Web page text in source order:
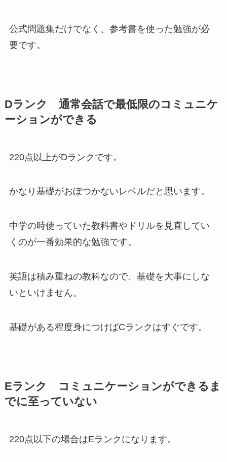
公式問題集だけでなく、参考書を使った勉強が必
要です。
Dランク 通常会話で最低限のコミュニケ
ーションができる
220点以上がDランクです。
かなり基礎がおぼつかないレベルだと思います。
中学の時使っていた教科書やドリルを見直してい
くのが一番効果的な勉強です。
英語は積み重ねの教科なので、基礎を大事にしな
いといけません。
基礎がある程度身につけばCランクはすぐです。
Eランク コミュニケーションができるま
でに至っていない
220点以下の場合はEランクになります。